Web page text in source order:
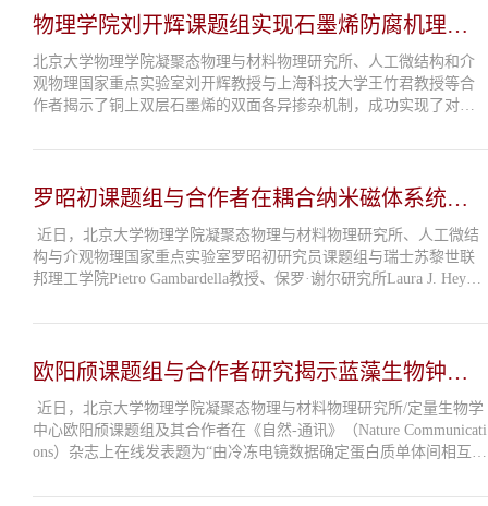
物理学院刘开辉课题组实现石墨烯防腐机理突
破
北京大学物理学院凝聚态物理与材料物理研究所、人工微结构和介
观物理国家重点实验室刘开辉教授与上海科技大学王竹君教授等合
作者揭示了铜上双层石墨烯的双面各异掺杂机制，成功实现了对铜
部《重点新材料首批次应...
罗昭初课题组与合作者在耦合纳米磁体系统中
实现可编程伊辛网络
近日，北京大学物理学院凝聚态物理与材料物理研究所、人工微结
构与介观物理国家重点实验室罗昭初研究员课题组与瑞士苏黎世联
邦理工学院Pietro Gambardella教授、保罗·谢尔研究所Laura J. Heyder
用，实现了电压调控...
欧阳颀课题组与合作者研究揭示蓝藻生物钟蛋
白KaiC单体与单体间的协同相互...
近日，北京大学物理学院凝聚态物理与材料物理研究所/定量生物学
中心欧阳颀课题组及其合作者在《自然-通讯》（Nature Communicati
ons）杂志上在线发表题为“由冷冻电镜数据确定蛋白质单体间相互作
rmining subuni...